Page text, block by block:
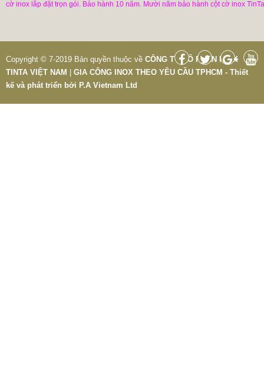
cờ inox lắp đặt trọn gói. Bảo hành 10 năm. Mười năm bảo hành cột cờ inox
Copyright © 7-2019 Bản quyền thuộc về CÔNG TY CỔ PHẦN INOX
TINTA VIỆT NAM
GIA CÔNG INOX THEO YÊU CẦU TPHCM - Thiết
kế và phát triển bởi P.A Vietnam Ltd